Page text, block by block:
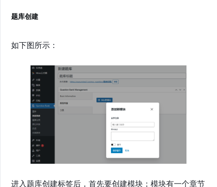
题库创建
如下图所示：
进入题库创建标签后，首先要创建模块；模块有一个章节